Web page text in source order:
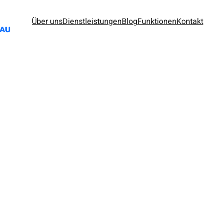
Über unsDienstleistungenBlogFunktionenKontakt